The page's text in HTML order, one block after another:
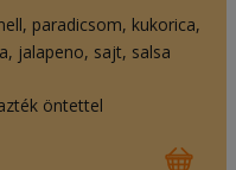
paradicsom kukorica
jalapeno sajt salsa
öntettel